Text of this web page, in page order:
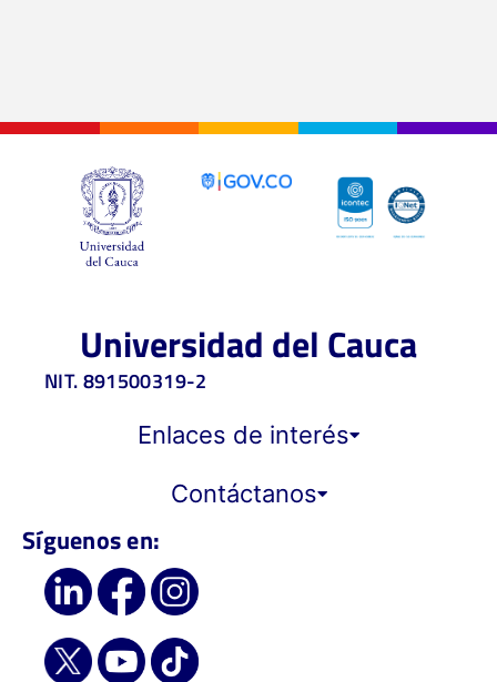
Universidad del Cauca
NIT. 891500319-2
Enlaces de interés
Contáctanos
Síguenos en: